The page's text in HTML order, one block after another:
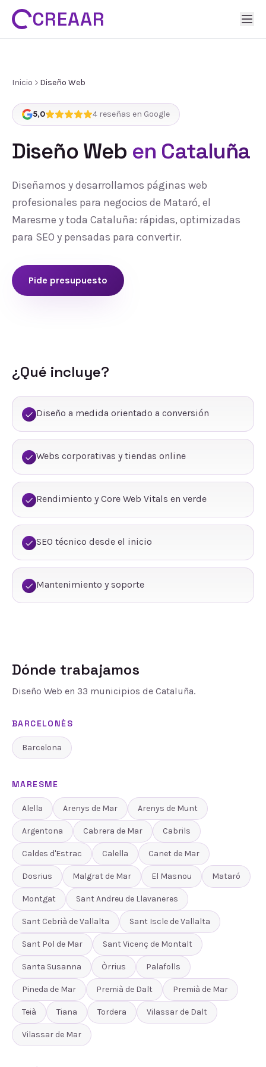
CREAAR
Inicio Diseño Web
5,0 4 reseñas en Google
Diseño Web en Cataluña
Diseñamos y desarrollamos páginas web
profesionales para negocios de Mataró, el
Maresme y toda Cataluña: rápidas, optimizadas
para SEO y pensadas para convertir.
Pide presupuesto
¿Qué incluye?
Diseño a medida orientado a conversión
Webs corporativas y tiendas online
Rendimiento y Core Web Vitals en verde
SEO técnico desde el inicio
Mantenimiento y soporte
Dónde trabajamos
Diseño Web en 33 municipios de Cataluña.
BARCELONÈS
Barcelona
MARESME
Alella Arenys de Mar Arenys de Munt
Argentona Cabrera de Mar Cabrils
Caldes d'Estrac Calella Canet de Mar
Dosrius Malgrat de Mar El Masnou Mataró
Montgat Sant Andreu de Llavaneres
Sant Cebrià de Vallalta Sant Iscle de Vallalta
Sant Pol de Mar Sant Vicenç de Montalt
Santa Susanna Òrrius Palafolls
Pineda de Mar Premià de Dalt Premià de Mar
Teià Tiana Tordera Vilassar de Dalt
Vilassar de Mar